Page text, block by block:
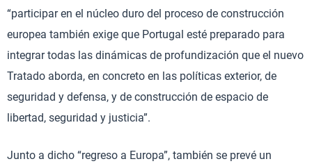
“participar en el núcleo duro del proceso de construcción
europea también exige que Portugal esté preparado para
integrar todas las dinámicas de profundización que el nuevo
Tratado aborda, en concreto en las políticas exterior, de
seguridad y defensa, y de construcción de espacio de
libertad, seguridad y justicia”.
Junto a dicho “regreso a Europa”, también se prevé un